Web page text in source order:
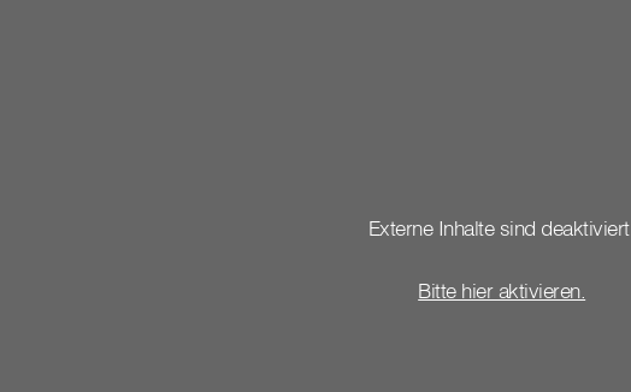
Externe Inhalte sind deaktiviert.
Bitte hier aktivieren.